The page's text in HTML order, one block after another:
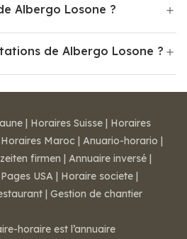
Albergo Losone ?
de Albergo Losone ?
| Horaires Suisse | Horaires
Horaires Maroc | Anuario-horario |
firmen | Annuaire inversé |
USA | Horaire societe |
| Gestion de chantier
horaire est l’annuaire